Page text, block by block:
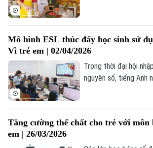
tình huống và tương
cách làm này đang
biến tích cực trong
các em.
Mô hình ESL thúc đẩy học sinh sử
Vì trẻ em | 02/04/2026
Trong thời đại hội
nguyên số, tiếng Anh
sử dụng tiếng Anh
Tăng cường thể chất cho trẻ với
em | 26/03/2026